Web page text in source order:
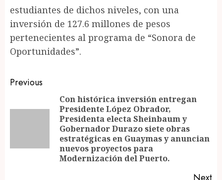
estudiantes de dichos niveles, con una
inversión de 127.6 millones de pesos
pertenecientes al programa de “Sonora de
Oportunidades”.
Post
navigation
Previous
Con histórica inversión entregan
Presidente López Obrador,
Presidenta electa Sheinbaum y
Gobernador Durazo siete obras
estratégicas en Guaymas y anuncian
nuevos proyectos para
Modernización del Puerto.